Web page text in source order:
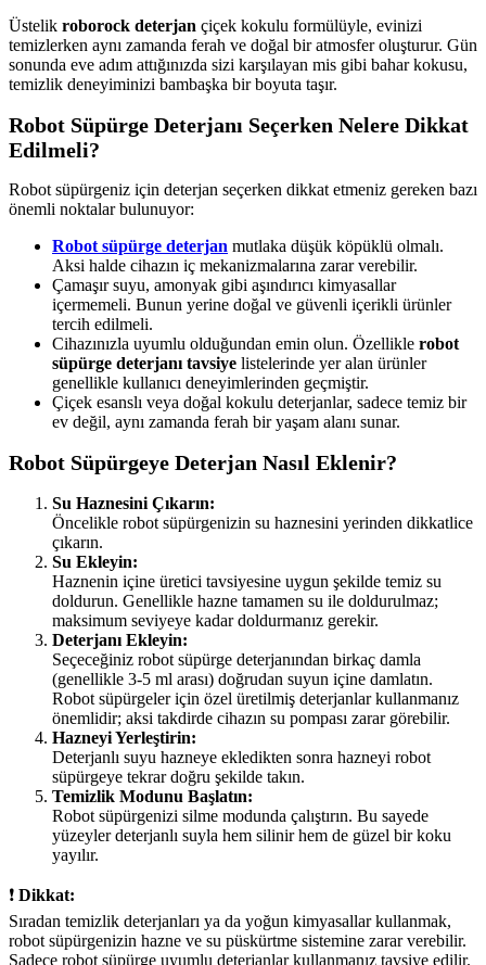
Üstelik roborock deterjan çiçek kokulu formülüyle, evinizi
temizlerken aynı zamanda ferah ve doğal bir atmosfer oluşturur. Gün
sonunda eve adım attığınızda sizi karşılayan mis gibi bahar kokusu,
temizlik deneyiminizi bambaşka bir boyuta taşır.
Robot Süpürge Deterjanı Seçerken Nelere Dikkat
Edilmeli?
Robot süpürgeniz için deterjan seçerken dikkat etmeniz gereken bazı
önemli noktalar bulunuyor:
Robot süpürge deterjan mutlaka düşük köpüklü olmalı.
Aksi halde cihazın iç mekanizmalarına zarar verebilir.
Çamaşır suyu, amonyak gibi aşındırıcı kimyasallar
içermemeli. Bunun yerine doğal ve güvenli içerikli ürünler
tercih edilmeli.
Cihazınızla uyumlu olduğundan emin olun. Özellikle robot
süpürge deterjanı tavsiye listelerinde yer alan ürünler
genellikle kullanıcı deneyimlerinden geçmiştir.
Çiçek esanslı veya doğal kokulu deterjanlar, sadece temiz bir
ev değil, aynı zamanda ferah bir yaşam alanı sunar.
Robot Süpürgeye Deterjan Nasıl Eklenir?
Su Haznesini Çıkarın:
Öncelikle robot süpürgenizin su haznesini yerinden dikkatlice
çıkarın.
Su Ekleyin:
Haznenin içine üretici tavsiyesine uygun şekilde temiz su
doldurun. Genellikle hazne tamamen su ile doldurulmaz;
maksimum seviyeye kadar doldurmanız gerekir.
Deterjanı Ekleyin:
Seçeceğiniz robot süpürge deterjanından birkaç damla
(genellikle 3-5 ml arası) doğrudan suyun içine damlatın.
Robot süpürgeler için özel üretilmiş deterjanlar kullanmanız
önemlidir; aksi takdirde cihazın su pompası zarar görebilir.
Hazneyi Yerleştirin:
Deterjanlı suyu hazneye ekledikten sonra hazneyi robot
süpürgeye tekrar doğru şekilde takın.
Temizlik Modunu Başlatın:
Robot süpürgenizi silme modunda çalıştırın. Bu sayede
yüzeyler deterjanlı suyla hem silinir hem de güzel bir koku
yayılır.
❗ Dikkat:
Sıradan temizlik deterjanları ya da yoğun kimyasallar kullanmak,
robot süpürgenizin hazne ve su püskürtme sistemine zarar verebilir.
Sadece robot süpürge uyumlu deterjanlar kullanmanız tavsiye edilir.